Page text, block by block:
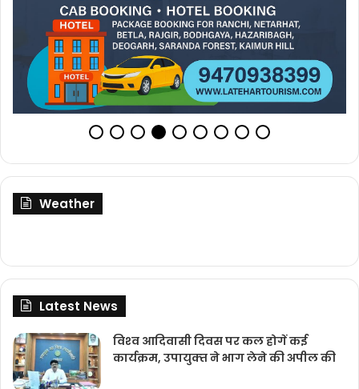
Weather
Latest News
विश्‍व आदिवासी दिवस पर कल होगें कई
कार्यक्रम, उपायुक्‍त ने भाग लेने की अपील की